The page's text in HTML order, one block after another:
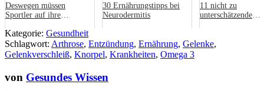
Deswegen müssen
Sportler auf ihre
30 Ernährungstipps bei
Neurodermitis
11 nicht zu
unterschätzende
Kategorie: Gesundheit
Schlagwort: Arthrose, Entzündung, Ernährung, Gelenke,
Gelenkverschleiß, Knorpel, Krankheiten, Omega 3
von Gesundes Wissen